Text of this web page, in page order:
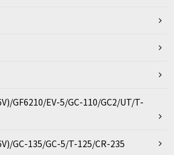
GF6210/EV-5/GC-110/GC2/UT/T-
GC-135/GC-5/T-125/CR-235